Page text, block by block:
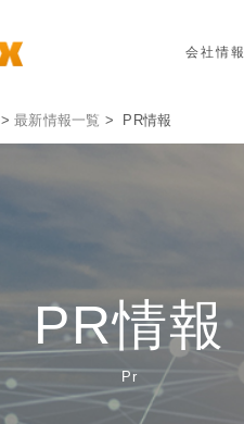
会社情報
>最新情報一覧 > PR情報
PR情報
Pr